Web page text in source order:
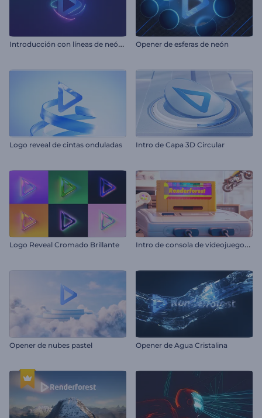
I
ntroducción con líneas de neón giratorias Opener de esferas de neón
Logo reveal de cintas onduladas Intro de Capa 3D Circular
Logo Reveal Cromado Brillante I
ntro de consola de videojuegos retro
Opener de nubes pastel Opener de Agua Cristalina